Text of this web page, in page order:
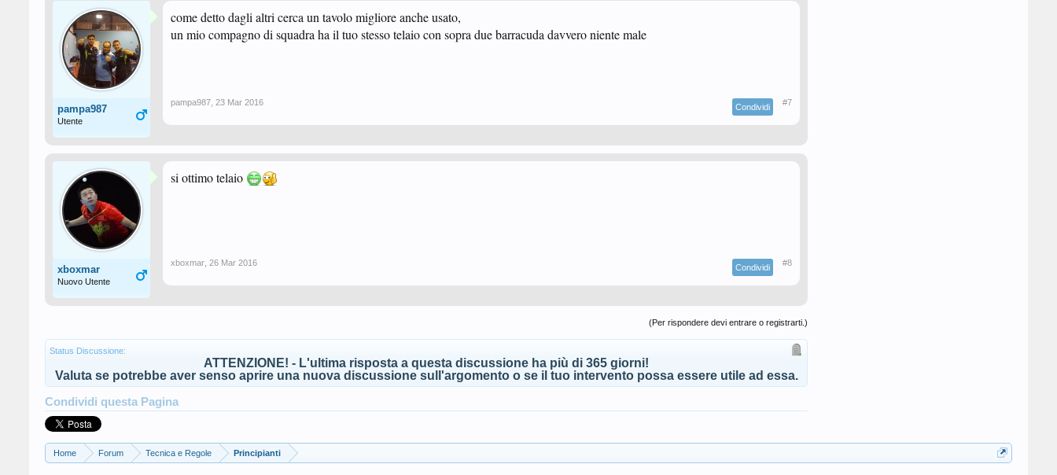
pampa987
Utente
come detto dagli altri cerca un tavolo migliore anche usato,
un mio compagno di squadra ha il tuo stesso telaio con sopra due barracuda davvero niente male
pampa987 23 Mar 2016 Condividi #7
xboxmar
Nuovo Utente
si ottimo telaio
xboxmar 26 Mar 2016 Condividi #8
(Per rispondere devi entrare o registrarti.)
Status Discussione:
ATTENZIONE! - L'ultima risposta a questa discussione ha più di 365 giorni!
Valuta se potrebbe aver senso aprire una nuova discussione sull'argomento o se il tuo intervento possa essere utile ad essa.
Condividi questa Pagina
Home Forum Tecnica e Regole Principianti